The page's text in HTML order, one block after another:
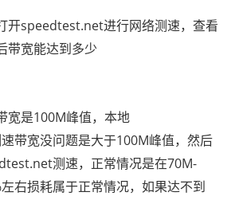
开speedtest.net进行网络测速，查看
带宽能达到多少
宽是100M峰值，本地
带宽没问题是大于100M峰值，然后
测速，正常情况是在70M-
右损耗属于正常情况，如果达不到